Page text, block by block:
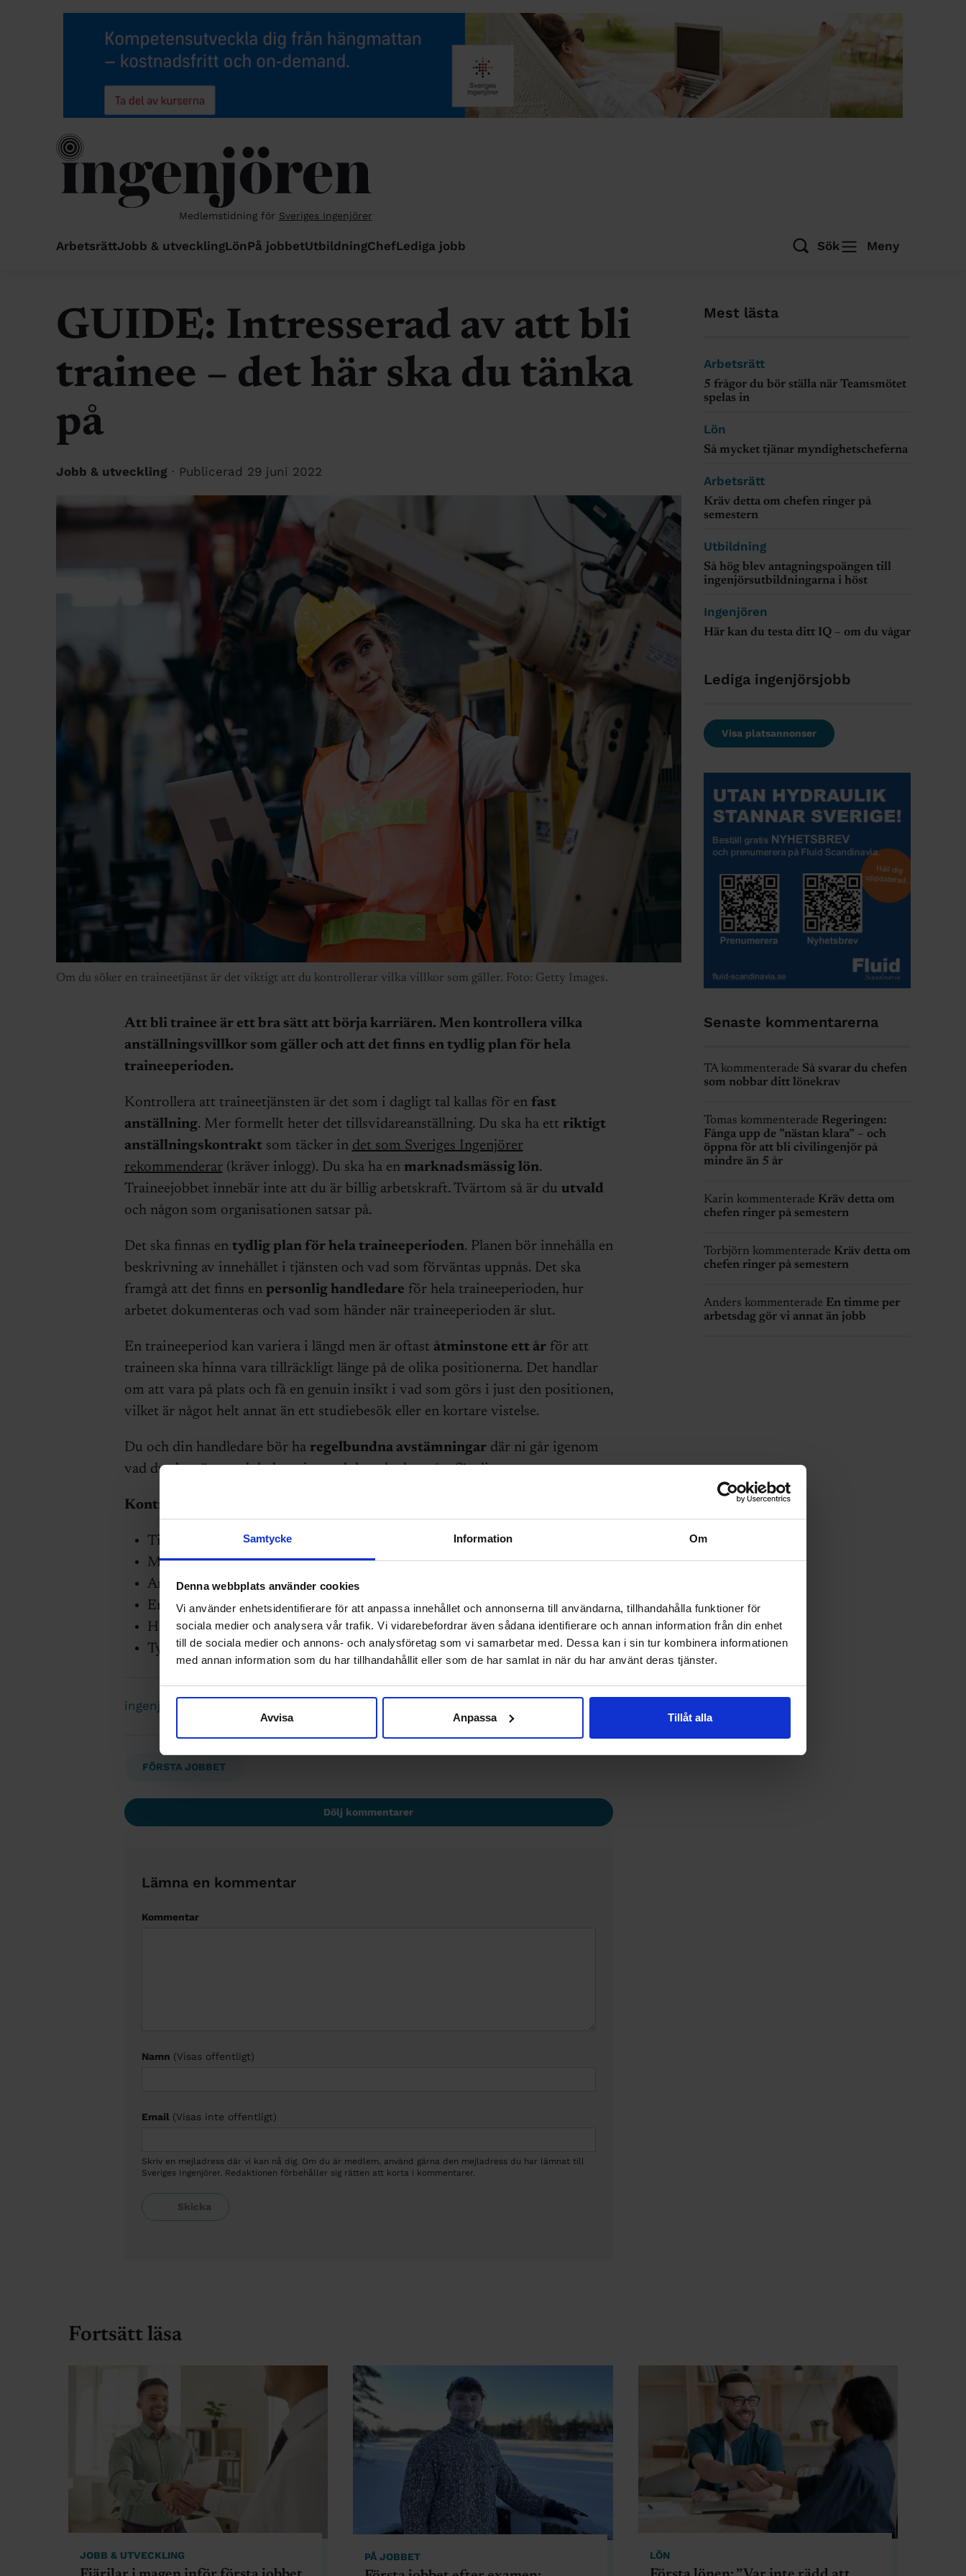
Samtycke Information Om
Denna webbplats använder cookies
Vi använder enhetsidentifierare för att anpassa innehållet och annonserna till användarna, tillhandahålla funktioner för
sociala medier och analysera vår trafik. Vi vidarebefordrar även sådana identifierare och annan information från din enhet
till de sociala medier och annons- och analysföretag som vi samarbetar med. Dessa kan i sin tur kombinera informationen
med annan information som du har tillhandahållit eller som de har samlat in när du har använt deras tjänster.
Avvisa Anpassa Tillåt alla
Medlemstidning för Sveriges Ingenjörer
ArbetsrättJobb & utvecklingLönPå jobbetUtbildningChefLediga jobb Sök Meny
GUIDE: Intresserad av att bli
trainee – det här ska du tänka
på
Jobb & utveckling · Publicerad 29 juni 2022
Om du söker en traineetjänst är det viktigt att du kontrollerar vilka villkor som gäller. Foto: Getty Images.
Att bli trainee är ett bra sätt att börja karriären. Men kontrollera vilka
anställningsvillkor som gäller och att det finns en tydlig plan för hela
traineeperioden.
Kontrollera att traineetjänsten är det som i dagligt tal kallas för en fast
anställning. Mer formellt heter det tillsvidareanställning. Du ska ha ett riktigt
anställningskontraktsom täcker in det som Sveriges Ingenjörer
rekommenderar(kräver inlogg). Du ska ha en marknadsmässig lön.
Traineejobbet innebär inte att du är billig arbetskraft. Tvärtom så är du utvald
och någon som organisationen satsar på.
Det ska finnas en tydlig plan för hela traineeperioden. Planen bör innehålla en
beskrivning av innehållet i tjänsten och vad som förväntas uppnås. Det ska
framgå att det finns en personlig handledare för hela traineeperioden, hur
arbetet dokumenteras och vad som händer när traineeperioden är slut.
En traineeperiod kan variera i längd men är oftast åtminstone ett årför att
traineen ska hinna vara tillräckligt länge på de olika positionerna. Det handlar
om att vara på plats och få en genuin insikt i vad som görs i just den positionen,
vilket är något helt annat än ett studiebesök eller en kortare vistelse.
Du och din handledare bör ha regelbundna avstämningardär ni går igenom
vad du ska göra, vad du har gjort och hur det har gått för dig.
Kontrollera att det här gäller för din traineetjänst:
Tillsvidareanställning
Marknadsmässig lön
AnvändSveriges Ingenjörers checklista
En programbeskrivning som täcker hela traineeperioden
Handledare
Tydligt angivet vad som händer när perioden är slut
ingenjoren@sverigesingenjorer.se
FÖRSTA JOBBET
Dölj kommentarer
Lämna en kommentar
Kommentar
Namn (Visas offentligt)
Email (Visas inte offentligt)
Skriv en mejladress där vi kan nå dig. Om du är medlem, använd gärna den mejladress du har lämnat till
Sveriges Ingenjörer. Redaktionen förbehåller sig rätten att korta i kommentarer.
Mest lästa
Arbetsrätt
5 frågor du bör ställa när Teamsmötet
spelas in
Lön
Så mycket tjänar myndighetscheferna
Arbetsrätt
Kräv detta om chefen ringer på
semestern
Utbildning
Så hög blev antagningspoängen till
ingenjörsutbildningarna i höst
Ingenjören
Här kan du testa ditt IQ – om du vågar
Lediga ingenjörsjobb
Visa platsannonser
Senaste kommentarerna
TA kommenterade Så svarar du chefen
som nobbar ditt lönekrav
Tomas kommenterade Regeringen:
Fånga upp de ”nästan klara” – och
öppna för att bli civilingenjör på
mindre än 5 år
Karin kommenterade Kräv detta om
chefen ringer på semestern
Torbjörn kommenterade Kräv detta om
chefen ringer på semestern
Anders kommenterade En timme per
arbetsdag gör vi annat än jobb
Fortsätt läsa
JOBB & UTVECKLING PÅ JOBBET LÖN